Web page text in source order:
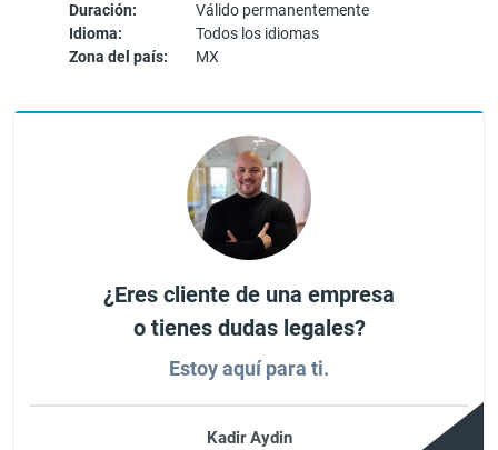
Duración:
Válido permanentemente
Idioma:
Todos los idiomas
Zona del país:
MX
¿Eres cliente de una empresa
o tienes dudas legales?
Estoy aquí para ti.
Kadir Aydin